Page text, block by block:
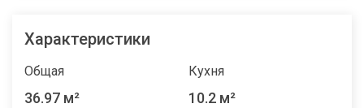
Характеристики
Общая
36.97 м²
Кухня
10.2 м²